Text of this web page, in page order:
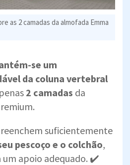
as 2 camadas da almofada Emma
se um
da coluna vertebral
2 camadas da
suficientemente
pescoço e o colchão,
um apoio adequado. ✔️